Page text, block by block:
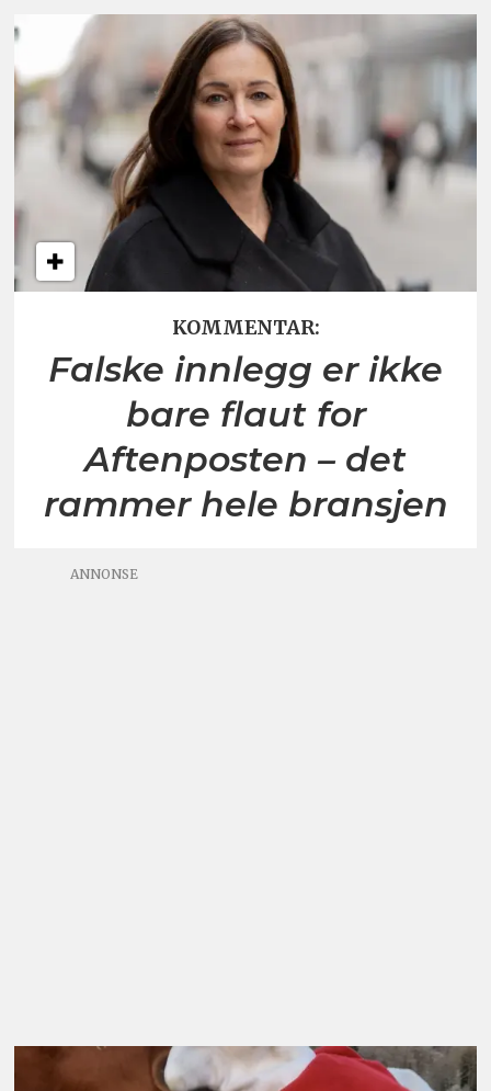
KOMMENTAR:
Falske innlegg er ikke
bare flaut for
Aftenposten – det
rammer hele bransjen
ANNONSE